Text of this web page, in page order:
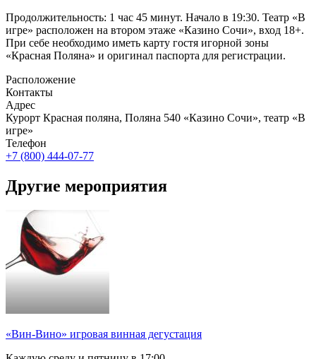
Продолжительность: 1 час 45 минут. Начало в 19:30. Театр «В
игре» расположен на втором этаже «Казино Сочи», вход 18+.
При себе необходимо иметь карту гостя игорной зоны
«Красная Поляна» и оригинал паспорта для регистрации.
Расположение
Контакты
Адрес
Курорт Красная поляна, Поляна 540 «Казино Сочи», театр «В
игре»
Телефон
+7 (800) 444-07-77
Другие мероприятия
«Вин-Вино» игровая винная дегустация